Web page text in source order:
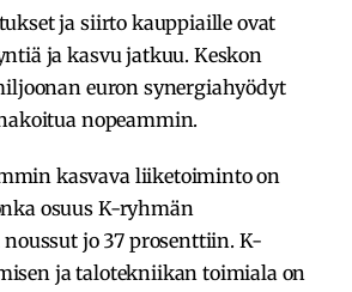
ja siirto kauppiaille ovat
ja kasvu jatkuu. Keskon
euron synergiahyödyt
nopeammin.
kasvava liiketoiminto on
osuus K-ryhmän
jo 37 prosenttiin. K-
ja talotekniikan toimiala on